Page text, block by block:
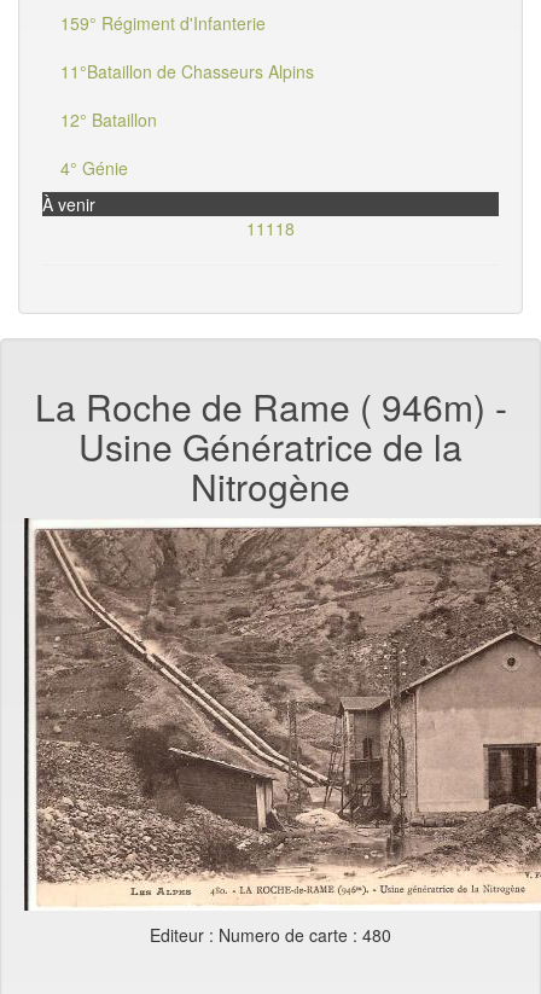
159° Régiment d'Infanterie
11°Bataillon de Chasseurs Alpins
12° Bataillon
4° Génie
À venir
11118
La Roche de Rame ( 946m) -
Usine Génératrice de la
Nitrogène
Editeur : Numero de carte : 480